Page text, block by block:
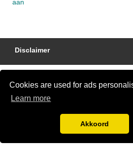
Cookies are used for ads
Learn more
Akkoord
aan
Disclaimer